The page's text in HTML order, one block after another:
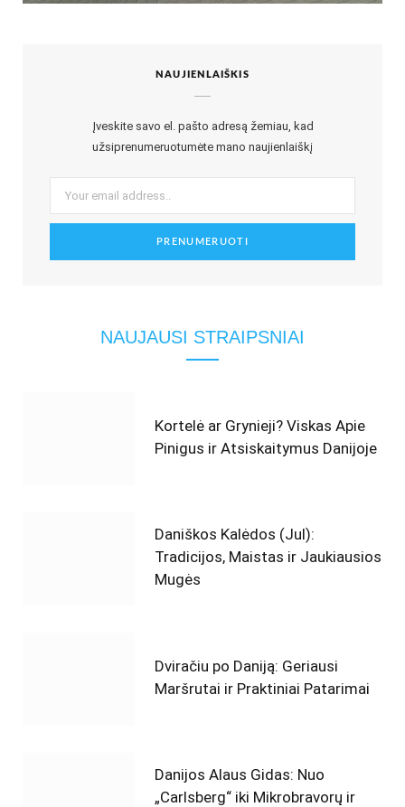
NAUJIENLAIŠKIS
Įveskite savo el. pašto adresą žemiau, kad
užsiprenumeruotumėte mano naujienlaiškį
NAUJAUSI STRAIPSNIAI
Kortelė ar Grynieji? Viskas Apie
Pinigus ir Atsiskaitymus Danijoje
Daniškos Kalėdos (Jul):
Tradicijos, Maistas ir Jaukiausios
Mugės
Dviračiu po Daniją: Geriausi
Maršrutai ir Praktiniai Patarimai
Danijos Alaus Gidas: Nuo
„Carlsberg“ iki Mikrobravorų ir